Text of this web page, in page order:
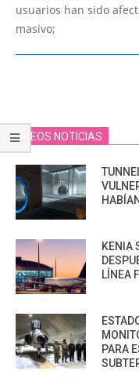
usuarios han sido
masivo;
VIDEOS NOTICIAS
KENIA
LÍNEA
PARA